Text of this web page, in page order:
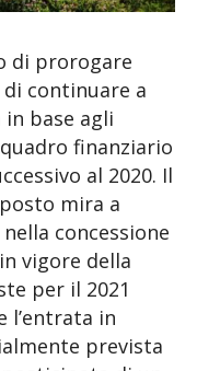
di prorogare
continuare a
base agli
finanziario
al 2020. Il
mira a
concessione
vigore della
per il 2021
l’entrata in
prevista